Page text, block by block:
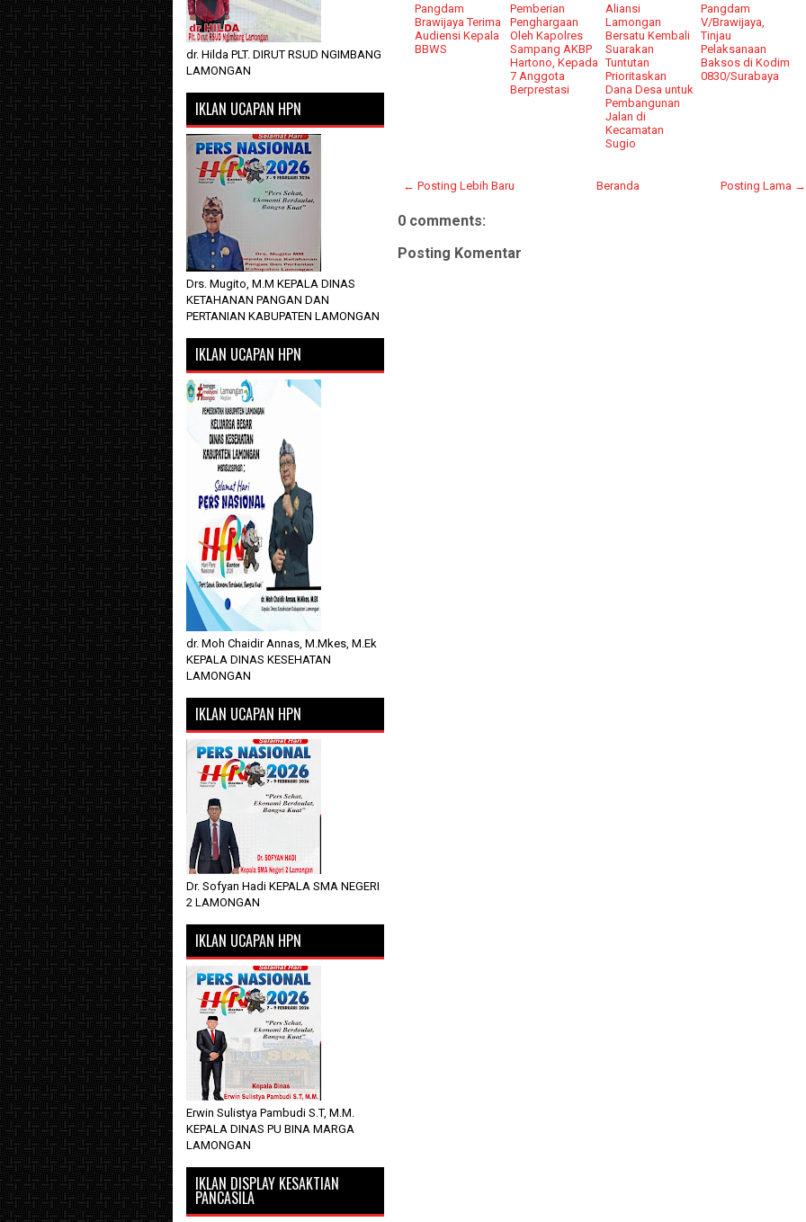
Pangdam
Brawijaya Terima
Audiensi Kepala
BBWS
Pemberian
Penghargaan
Oleh Kapolres
Sampang AKBP
Hartono, Kepada
7 Anggota
Berprestasi
Aliansi
Lamongan
Bersatu Kembali
Suarakan
Tuntutan
Prioritaskan
Dana Desa untuk
Pembangunan
Jalan di
Kecamatan
Sugio
Pangdam
V/Brawijaya,
Tinjau
Pelaksanaan
Baksos di Kodim
0830/Surabaya
← Posting Lebih Baru Posting Lama →
Beranda
0 comments:
Posting Komentar
dr. Hilda PLT. DIRUT RSUD NGIMBANG
LAMONGAN
IKLAN UCAPAN HPN
Drs. Mugito, M.M KEPALA DINAS
KETAHANAN PANGAN DAN
PERTANIAN KABUPATEN LAMONGAN
IKLAN UCAPAN HPN
dr. Moh Chaidir Annas, M.Mkes, M.Ek
KEPALA DINAS KESEHATAN
LAMONGAN
IKLAN UCAPAN HPN
Dr. Sofyan Hadi KEPALA SMA NEGERI
2 LAMONGAN
IKLAN UCAPAN HPN
Erwin Sulistya Pambudi S.T, M.M.
KEPALA DINAS PU BINA MARGA
LAMONGAN
IKLAN DISPLAY KESAKTIAN
PANCASILA